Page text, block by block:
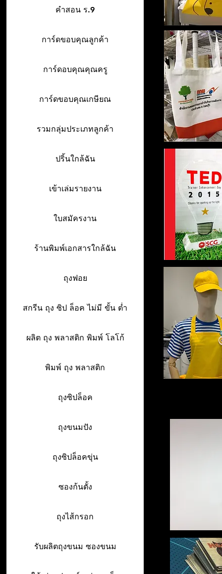
คำสอน ร.9
การ์ดขอบคุณลูกค้า
การ์ดอบคุณคุณครู
การ์ดขอบคุณเกษียณ
รวมกลุ่มประเภทลูกค้า
ปริ้นใกล้ฉัน
เข้าเล่มรายงาน
ใบสมัครงาน
ร้านพิมพ์เอกสารใกล้ฉัน
ถุงฟอย
สกรีน ถุง ซิป ล็อค ไม่มี ขั้น ต่ำ
ผลิต ถุง พลาสติก พิมพ์ โลโก้
พิมพ์ ถุง พลาสติก
ถุงซิปล็อค
ถุงขนมปัง
ถุงซิปล็อคขุ่น
ซองก้นตั้ง
ถุงไส้กรอก
รับผลิตถุงขนม ซองขนม